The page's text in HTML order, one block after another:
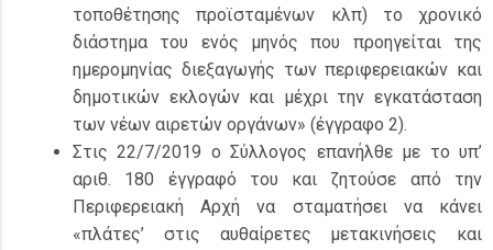
τοποθέτησης προϊσταμένων κλπ) το χρονικό
διάστημα του ενός μηνός που προηγείται της
ημερομηνίας διεξαγωγής των περιφερειακών και
δημοτικών εκλογών και μέχρι την εγκατάσταση
των νέων αιρετών οργάνων» (έγγραφο 2).
Στις 22/7/2019 ο Σύλλογος επανήλθε με το υπ’
αριθ. 180 έγγραφό του και ζητούσε από την
Περιφερειακή Αρχή να σταματήσει να κάνει
«πλάτες’ στις αυθαίρετες μετακινήσεις και